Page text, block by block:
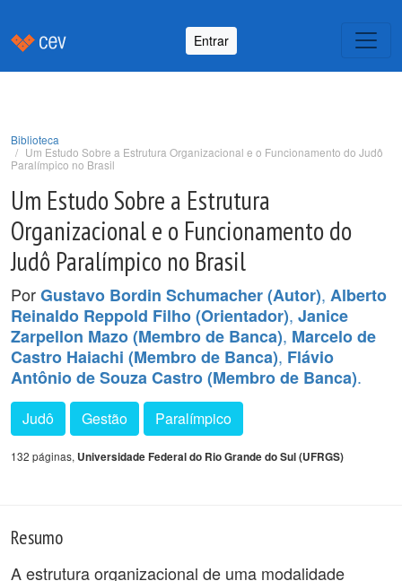
Entrar
Biblioteca
Um Estudo Sobre a Estrutura Organizacional e o Funcionamento do Judô
Paralímpico no Brasil
Um Estudo Sobre a Estrutura
Organizacional e o Funcionamento do
Judô Paralímpico no Brasil
PorGustavo Bordin Schumacher (Autor), Alberto
Reinaldo Reppold Filho (Orientador), Janice
Zarpellon Mazo (Membro de Banca), Marcelo de
Castro Haiachi (Membro de Banca), Flávio
Antônio de Souza Castro (Membro de Banca).
Judô Gestão Paralímpico
132 páginas, Universidade Federal do Rio Grande do Sul (UFRGS)
Resumo
A estrutura organizacional de uma modalidade